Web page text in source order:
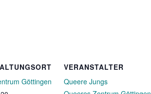
Göttingen
VERANSTALTER
Queere Jungs